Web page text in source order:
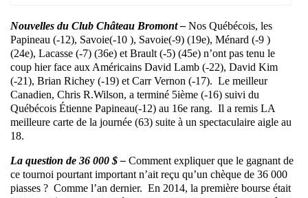
Nouvelles du Club Château Bromont – Nos Québécois, les
Papineau (-12), Savoie(-10 ), Savoie(-9) (19e), Ménard (-9 )
(24e), Lacasse (-7) (36e) et Brault (-5) (45e) n’ont pas tenu le
coup hier face aux Américains David Lamb (-22), David Kim
(-21), Brian Richey (-19) et Carr Vernon (-17). Le meilleur
Canadien, Chris R.Wilson, a terminé 5ième (-16) suivi du
Québécois Étienne Papineau(-12) au 16e rang. Il a remis LA
meilleure carte de la journée (63) suite à un spectaculaire aigle au
18.
La question de 36 000 $ – Comment expliquer que le gagnant de
ce tournoi pourtant important n’ait reçu qu’un chèque de 36 000
piasses ? Comme l’an dernier. En 2014, la première bourse était